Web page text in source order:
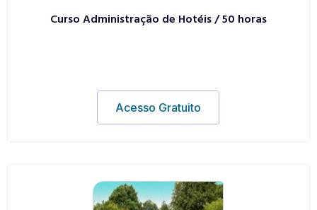
Curso Administração de Hotéis / 50 horas
Acesso Gratuito